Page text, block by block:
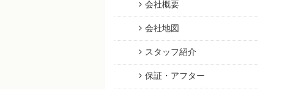
会社概要
会社地図
スタッフ紹介
保証・アフター